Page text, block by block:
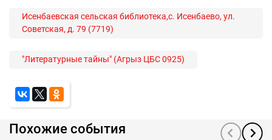
Исенбаевская сельская библиотека,с. Исенбаево, ул.
Советская, д. 79 (7719)
"Литературные тайны" (Агрыз ЦБС 0925)
Похожие события